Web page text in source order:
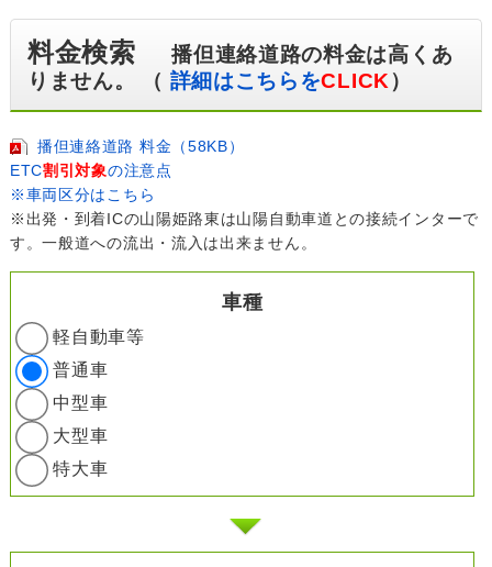
料金検索播但連絡道路の料金は高くあ
りません。 （ 詳細はこちらをCLICK ）
播但連絡道路 料金（58KB）
ETC割引対象の注意点
※車両区分はこちら
※出発・到着ICの山陽姫路東は山陽自動車道との接続インターで
す。一般道への流出・流入は出来ません。
車種
軽自動車等
普通車
中型車
大型車
特大車